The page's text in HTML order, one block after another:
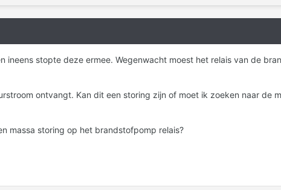
ineens stopte deze ermee. Wegenwacht moest het relais van de
ontvangt. Kan dit een storing zijn of moet ik zoeken naar de
massa storing op het brandstofpomp relais?